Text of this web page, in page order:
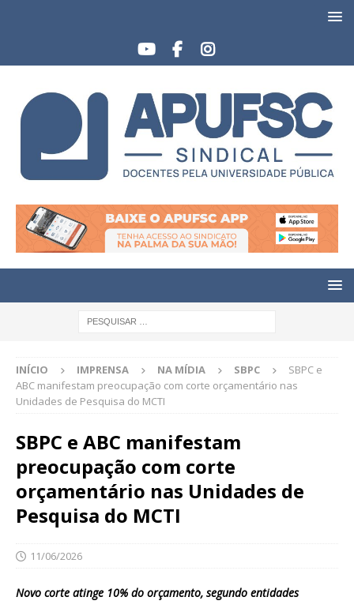
INÍCIO IMPRENSA NA MÍDIA SBPC
SBPC e
ABC manifestam preocupação com corte orçamentário nas
Unidades de Pesquisa do MCTI
SBPC e ABC manifestam
preocupação com corte
orçamentário nas Unidades de
Pesquisa do MCTI
11/06/2026
Novo corte atinge 10% do orçamento, segundo entidades